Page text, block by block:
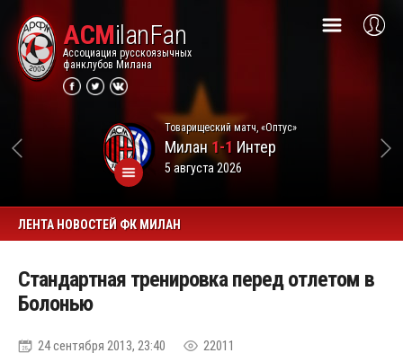
ACMilanFan
Ассоциация русскоязычных
фанклубов Милана
Товарищеский матч, «Оптус»
Милан1-1 Интер
5 августа 2026
ЛЕНТА НОВОСТЕЙ ФК МИЛАН
Стандартная тренировка перед отлетом в
Болонью
24 сентября 2013, 23:40 22011